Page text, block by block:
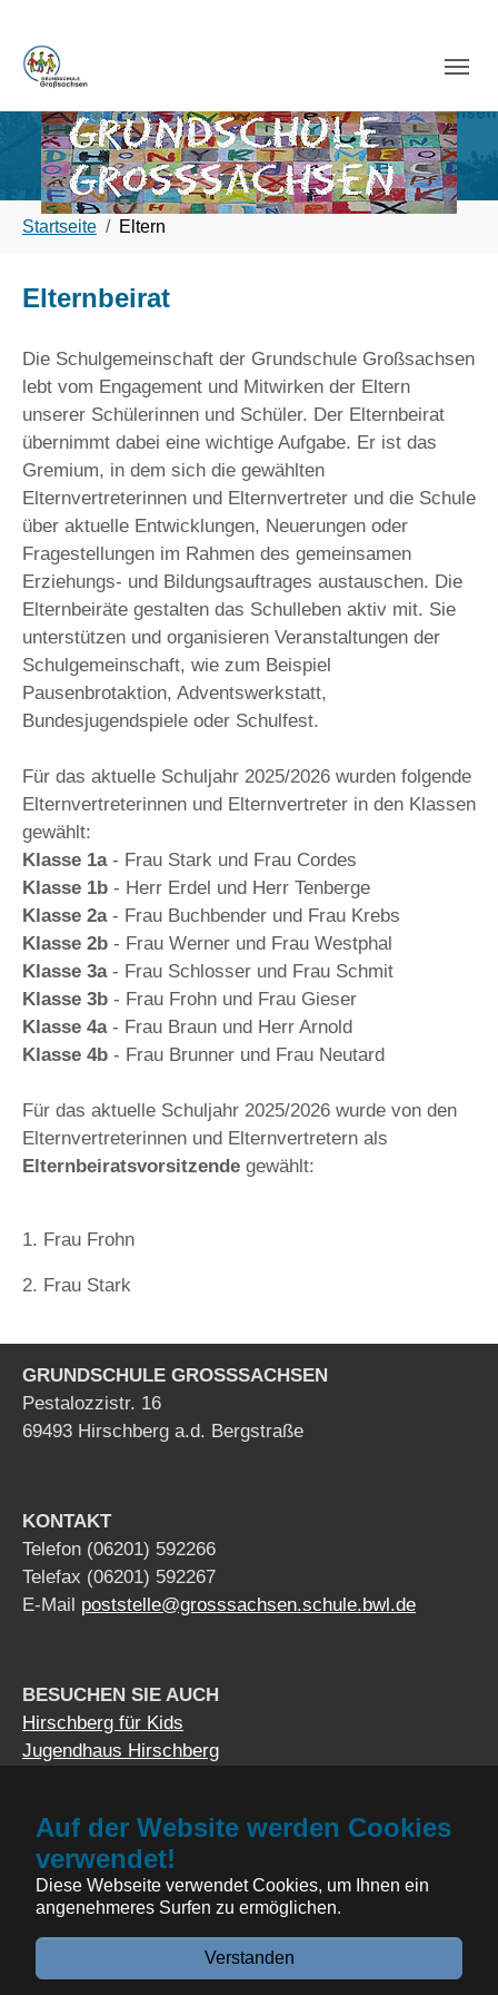
Auf der Website werden Cookies
verwendet!
Diese Webseite verwendet Cookies, um Ihnen ein
angenehmeres Surfen zu ermöglichen.
Verstanden
Sie sind hier:
Startseite Eltern
Elternbeirat
Die Schulgemeinschaft der Grundschule Großsachsen
lebt vom Engagement und Mitwirken der Eltern
unserer Schülerinnen und Schüler. Der Elternbeirat
übernimmt dabei eine wichtige Aufgabe. Er ist das
Gremium, in dem sich die gewählten
Elternvertreterinnen und Elternvertreter und die Schule
über aktuelle Entwicklungen, Neuerungen oder
Fragestellungen im Rahmen des gemeinsamen
Erziehungs- und Bildungsauftrages austauschen. Die
Elternbeiräte gestalten das Schulleben aktiv mit. Sie
unterstützen und organisieren Veranstaltungen der
Schulgemeinschaft, wie zum Beispiel
Pausenbrotaktion, Adventswerkstatt,
Bundesjugendspiele oder Schulfest.
Für das aktuelle Schuljahr 2025/2026 wurden folgende
Elternvertreterinnen und Elternvertreter in den Klassen
gewählt:
Klasse 1a- Frau Stark und Frau Cordes
Klasse 1b - Herr Erdel und Herr Tenberge
Klasse 2a- Frau Buchbender und Frau Krebs
Klasse 2b - Frau Werner und Frau Westphal
Klasse 3a- Frau Schlosser und Frau Schmit
Klasse 3b - Frau Frohn und Frau Gieser
Klasse 4a- Frau Braun und Herr Arnold
Klasse 4b - Frau Brunner und Frau Neutard
Für das aktuelle Schuljahr 2025/2026 wurde von den
Elternvertreterinnen und Elternvertretern als
Elternbeiratsvorsitzende gewählt:
1. Frau Frohn
2. Frau Stark
GRUNDSCHULE GROSSSACHSEN
Pestalozzistr. 16
69493 Hirschberg a.d. Bergstraße
KONTAKT
Telefon (06201) 592266
Telefax (06201) 592267
E-Mail poststelle@grosssachsen.schule.bwl.de
BESUCHEN SIE AUCH
Hirschberg für Kids
Jugendhaus Hirschberg
Impressum
Datenschutzerklärung
Erklärung zur Barrierefreiheit
© Grundschule Großsachsen